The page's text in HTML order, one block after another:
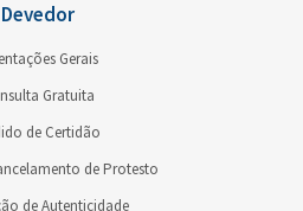
Devedor
Gerais
Gratuita
de Certidão
de Protesto
de Autenticidade